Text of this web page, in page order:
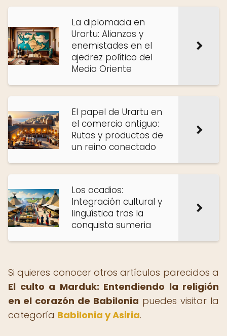
La diplomacia en
Urartu: Alianzas y
enemistades en el
ajedrez político del
Medio Oriente
El papel de Urartu en
el comercio antiguo:
Rutas y productos de
un reino conectado
Los acadios:
Integración cultural y
lingüística tras la
conquista sumeria
Si quieres conocer otros artículos parecidos a
El culto a Marduk: Entendiendo la religión
en el corazón de Babilonia puedes visitar la
categoría Babilonia y Asiria.